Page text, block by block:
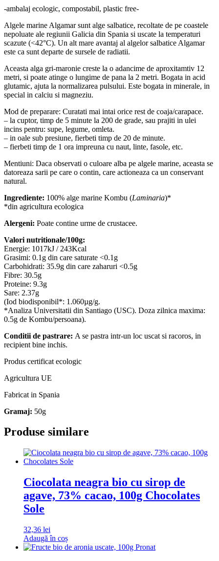
-ambalaj ecologic, compostabil, plastic free-
Algele marine Algamar sunt alge salbatice, recoltate de pe coastele
nepoluate ale regiunii Galicia din Spania si uscate la temperaturi
scazute (<42°C). Un alt mare avantaj al algelor salbatice Algamar
este ca sunt departe de sursele de radiatii.
Aceasta alga gri-maronie creste la o adancime de aproxitamtiv 12
metri, si poate atinge o lungime de pana la 2 metri. Bogata in acid
glutamic, ajuta la normalizarea pulsului. Este bogata in minerale, in
special in calciu si magneziu.
Mod de preparare: Curatati mai intai orice rest de coaja/carapace.
– la cuptor, timp de 5 minute la 200 de grade, sau prajiti in ulei
incins pentru: supe, legume, omleta.
– in oale sub presiune, fierbeti timp de 20 de minute.
– fierbeti timp de 1 ora impreuna cu naut, linte, fasole, etc.
Mentiuni: Daca observati o culoare alba pe algele marine, aceasta se
datoreaza sarii pe care o contin, care actioneaza ca un conservant
natural.
Ingrediente: 100% alge marine Kombu (Laminaria)*
*din agricultura ecologica
Alergeni: Poate contine urme de crustacee.
Valori nutritionale/100g:
Energie: 1017kJ / 243Kcal
Grasimi: 0.1g din care saturate <0.1g
Carbohidrati: 35.9g din care zaharuri <0.5g
Fibre: 30.5g
Proteine: 9.3g
Sare: 2.37g
(Iod biodisponibil*: 1.060µg/g.
*Analiza Universitatii din Santiago (USC). Doza zilnica maxima:
0.5g de Kombu/persoana).
Conditii de pastrare: A se pastra intr-un loc uscat si racoros, in
recipient bine inchis.
Produs certificat ecologic
Agricultura UE
Fabricat in Spania
Gramaj: 50g
Produse similare
Ciocolata neagra bio cu sirop de
agave, 73% cacao, 100g Chocolates
Sole
32,36 lei
Adaugă în coș